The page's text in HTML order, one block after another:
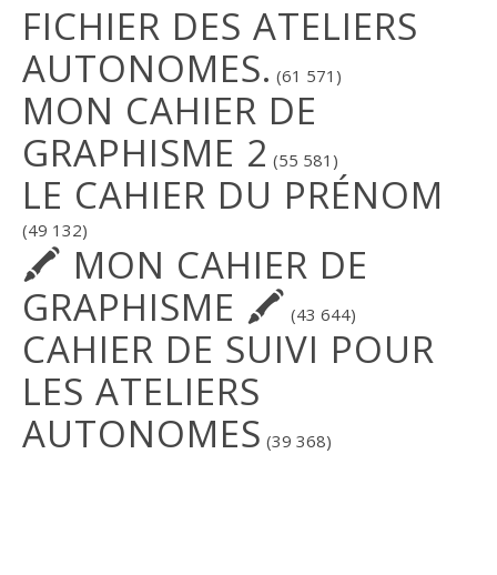
FICHIER DES ATELIERS
AUTONOMES. (61 571)
MON CAHIER DE
GRAPHISME 2 (55 581)
LE CAHIER DU PRÉNOM
(49 132)
🖍 MON CAHIER DE
GRAPHISME 🖍 (43 644)
CAHIER DE SUIVI POUR
LES ATELIERS
AUTONOMES (39 368)